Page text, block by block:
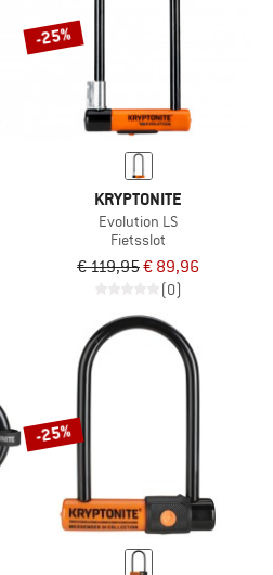
-25%
KRYPTONITE
Evolution LS
Fietsslot
€ 119,95€ 89,96
(0)
-25%